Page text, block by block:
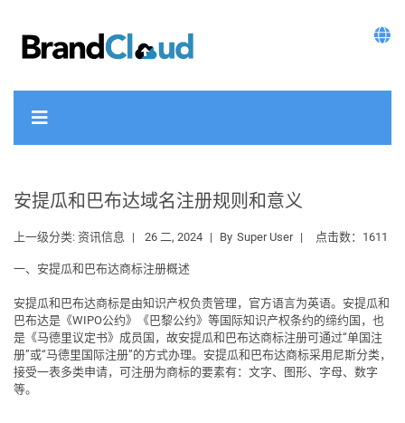
安提瓜和巴布达域名注册规则和意义
上一级分类: 资讯信息 26 二, 2024 By Super User 点击数：1611
一、安提瓜和巴布达商标注册概述
安提瓜和巴布达商标是由知识产权负责管理，官方语言为英语。安提瓜和
巴布达是《WIPO公约》《巴黎公约》等国际知识产权条约的缔约国，也
是《马德里议定书》成员国，故安提瓜和巴布达商标注册可通过“单国注
册”或“马德里国际注册”的方式办理。安提瓜和巴布达商标采用尼斯分类，
接受一表多类申请，可注册为商标的要素有：文字、图形、字母、数字
等。